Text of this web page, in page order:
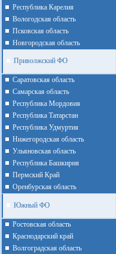
Республика Карелия
Вологодская область
Псковская область
Новгородская область
Приволжский ФО
Cаратовская область
Cамарская область
Республика Мордовия
Республика Татарстан
Республика Удмуртия
Нижегородская область
Ульяновская область
Республика Башкирия
Пермский Край
Оренбурская область
Южный ФО
Ростовская область
Краснодарский край
Волгоградская область